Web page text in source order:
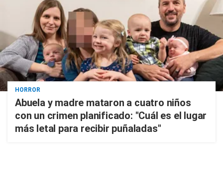
HORROR
Abuela y madre mataron a cuatro niños
con un crimen planificado: "Cuál es el lugar
más letal para recibir puñaladas"